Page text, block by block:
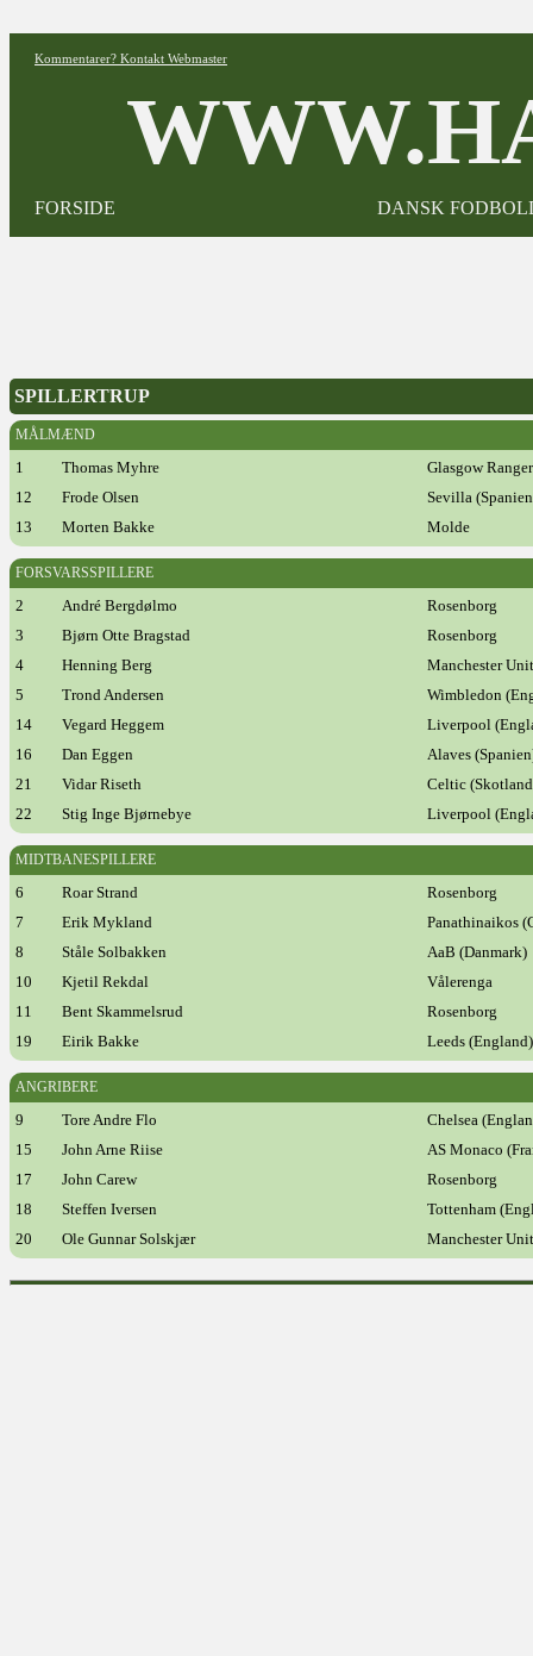
Kommentarer? Kontakt Webmaster
FORSIDE DANSK
SPILLERTRUP
MÅLMÆND
1 Thomas Myhre
Glasgow
12
Frode Olsen
Sevilla
13
Morten Bakke Molde
FORSVARSSPILLERE
2 André Bergdølmo
Rosenborg
3
Bjørn Otte Bragstad
Rosenborg
4
Henning Berg
Manchester
5
Trond Andersen
Wimbledon
14
Vegard Heggem
Liverpool
16
Dan Eggen
Alaves
21
Vidar Riseth
Celtic
22
Stig Inge Bjørnebye Liverpool
MIDTBANESPILLERE
6 Roar Strand
Rosenborg
7
Erik Mykland
Panathinaikos
8
Ståle Solbakken
AaB
10
Kjetil Rekdal
Vålerenga
11
Bent Skammelsrud
Rosenborg
19
Eirik Bakke Leeds (England)
ANGRIBERE
9 Tore Andre Flo
Chelsea
15
John Arne Riise
AS Monaco
17
John Carew
Rosenborg
18
Steffen Iversen
Tottenham
20
Ole Gunnar Solskjær Manchester